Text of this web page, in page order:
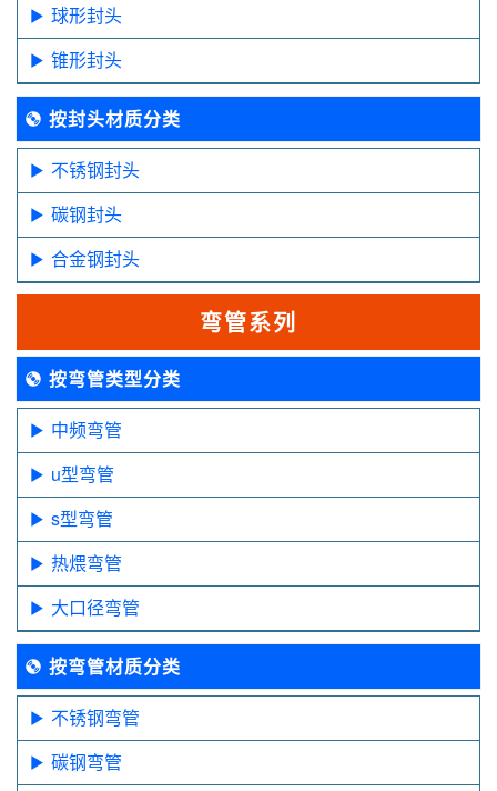
球形封头
锥形封头
按封头材质分类
不锈钢封头
碳钢封头
合金钢封头
弯管系列
按弯管类型分类
中频弯管
u型弯管
s型弯管
热煨弯管
大口径弯管
按弯管材质分类
不锈钢弯管
碳钢弯管